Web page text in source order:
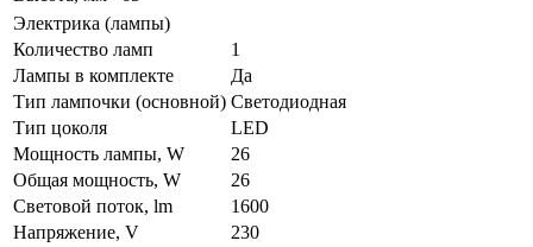
Электрика (лампы)
Количество ламп
1
Лампы в комплекте
Да
Тип лампочки (основной) Светодиодная
Тип цоколя
LED
Мощность лампы, W
26
Общая мощность, W
26
Световой поток, lm
1600
Напряжение, V
230